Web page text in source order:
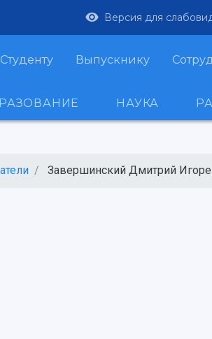
Версия для
Студенту Выпускнику
НАУКА
Завершинский Дмитрий